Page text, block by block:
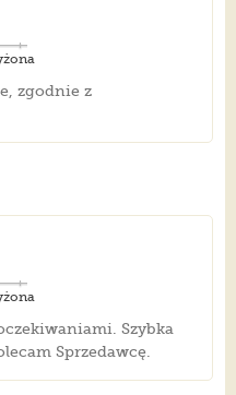
zgodnie z
Szybka
Sprzedawcę.